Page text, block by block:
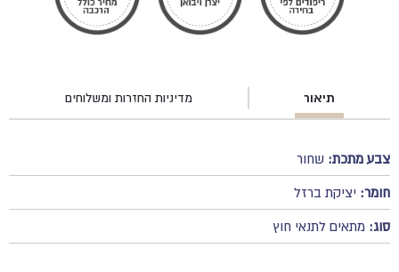
תיאור מדיניות החזרות ומשלוחים
צבע מתכת: שחור
חומר: יציקת ברזל
סוג: מתאים לתנאי חוץ